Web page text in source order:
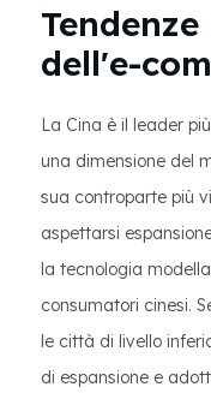
dell'e-
La Cina è il leader
una dimensione del
sua controparte più
aspettarsi
la tecnologia
consumatori cinesi.
le città di livello
di espansione e